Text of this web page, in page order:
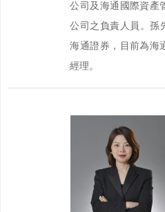
公司及海通國際資產
公司之負責人員。孫
海通證券，目前為海
經理。